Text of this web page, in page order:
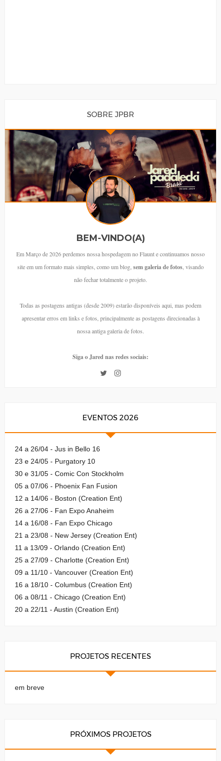
SOBRE JPBR
BEM-VINDO(A)
Em Março de 2026 perdemos nossa hospedagem no Flaunt e continuamos nosso
site em um formato mais simples, como um blog, sem galeria de fotos , visando
não fechar totalmente o projeto.
Todas as postagens antigas (desde 2009) estarão disponíveis aqui, mas podem
apresentar erros em links e fotos, principalmente as postagens direcionadas à
nossa antiga galeria de fotos.
Siga o Jared nas redes sociais:
EVENTOS 2026
24 a 26/04 - Jus in Bello 16
23 e 24/05 - Purgatory 10
30 e 31/05 - Comic Con Stockholm
05 a 07/06 - Phoenix Fan Fusion
12 a 14/06 - Boston (Creation Ent)
26 a 27/06 - Fan Expo Anaheim
14 a 16/08 - Fan Expo Chicago
21 a 23/08 - New Jersey (Creation Ent)
11 a 13/09 - Orlando (Creation Ent)
25 a 27/09 - Charlotte (Creation Ent)
09 a 11/10 - Vancouver (Creation Ent)
16 a 18/10 - Columbus (Creation Ent)
06 a 08/11 - Chicago (Creation Ent)
20 a 22/11 - Austin (Creation Ent)
PROJETOS RECENTES
em breve
PRÓXIMOS PROJETOS